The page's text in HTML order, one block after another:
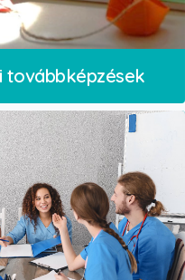
továbbképzések